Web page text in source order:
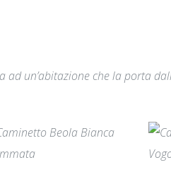
un’abitazione che la porta